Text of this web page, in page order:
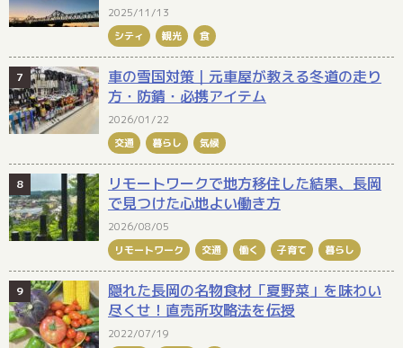
2025/11/13
シティ
観光 食
車の雪国対策｜元車屋が教える冬道の走り
方・防錆・必携アイテム
2026/01/22
交通
暮らし 気候
リモートワークで地方移住した結果、長岡
で見つけた心地よい働き方
2026/08/05
リモートワーク
交通 働く 子育て 暮らし
隠れた長岡の名物食材「夏野菜」を味わい
尽くせ！直売所攻略法を伝授
2022/07/19